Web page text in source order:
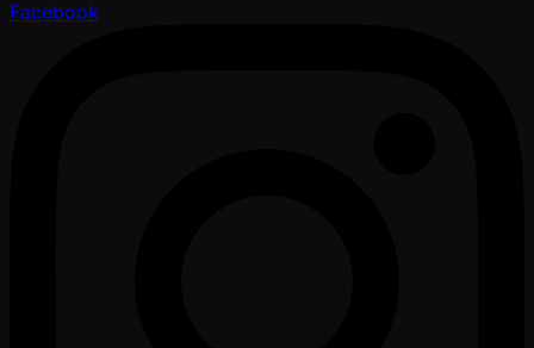
Facebook